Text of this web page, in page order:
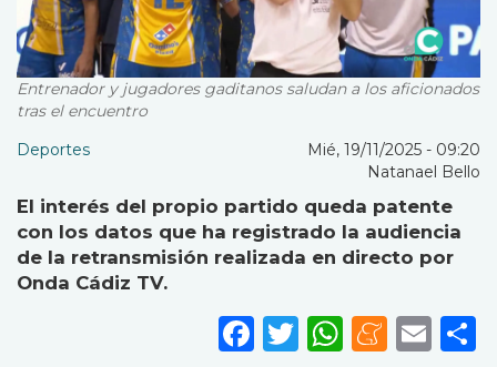
Entrenador y jugadores gaditanos saludan a los aficionados
tras el encuentro
Deportes
Mié, 19/11/2025 - 09:20
Natanael Bello
El interés del propio partido queda patente
con los datos que ha registrado la audiencia
de la retransmisión realizada en directo por
Onda Cádiz TV.
Facebook
Twitter